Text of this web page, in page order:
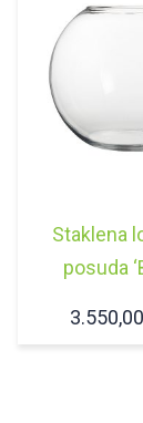
Staklena
posuda
3.550,00